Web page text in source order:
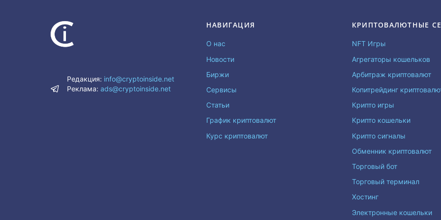
Редакция: info@cryptoinside.net
Реклама: ads@cryptoinside.net
НАВИГАЦИЯ
О нас
Новости
Биржи
Сервисы
Статьи
График криптовалют
Курс криптовалют
КРИПТОВАЛЮТНЫЕ
NFT Игры
Агрегаторы кошельков
Арбитраж криптовалют
Копитрейдинг
Крипто игры
Крипто кошельки
Крипто сигналы
Обменник криптовалют
Торговый бот
Торговый терминал
Хостинг
Электронные кошельки